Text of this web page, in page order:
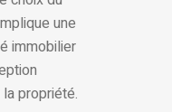
une
immobilier
propriété.